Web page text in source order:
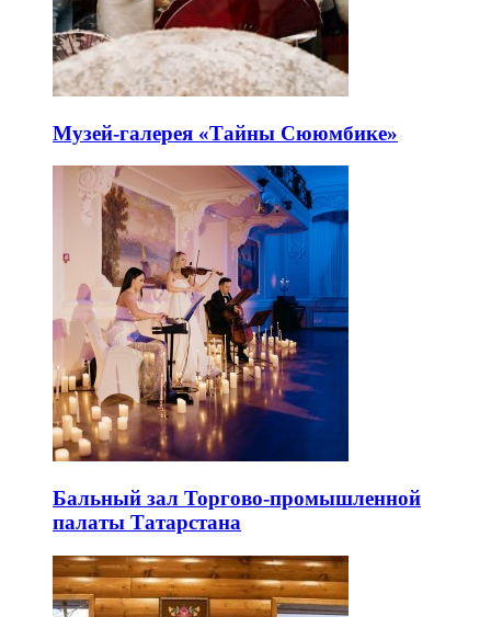
Музей-галерея «Тайны Сююмбике»
Бальный зал Торгово-промышленной
палаты Татарстана